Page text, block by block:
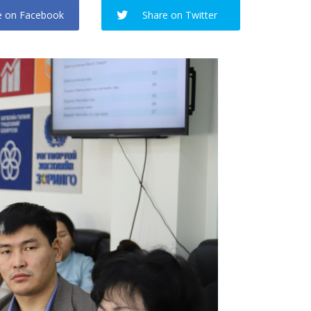
on Facebook Share on Twitter